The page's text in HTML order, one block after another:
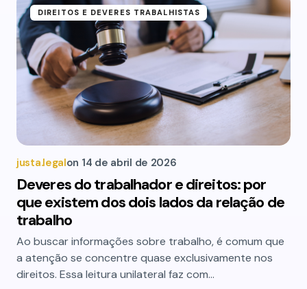
DIREITOS E DEVERES TRABALHISTAS
justa.legalon 14 de abril de 2026
Deveres do trabalhador e direitos: por
que existem dos dois lados da relação de
trabalho
Ao buscar informações sobre trabalho, é comum que
a atenção se concentre quase exclusivamente nos
direitos. Essa leitura unilateral faz com…